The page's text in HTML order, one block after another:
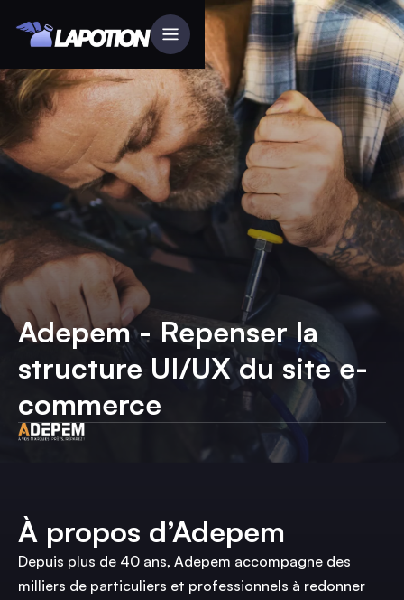
Adepem - Repenser la
structure UI/UX du site e-
commerce
À propos d’Adepem
Depuis plus de 40 ans, Adepem accompagne des
milliers de particuliers et professionnels à redonner